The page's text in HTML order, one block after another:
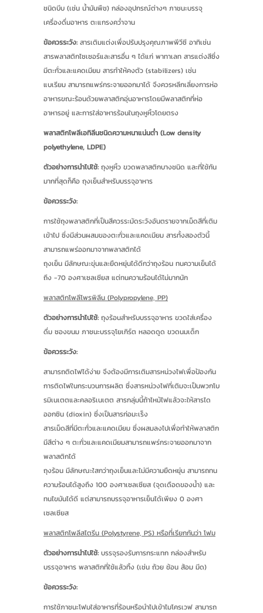
ชนิดบีบ (เช่น น้ำมันพืช) กล่องอุปกรณ์ต่างๆ ภาชนะบรรจุ
เครื่องดื่มอาหาร ตะแกรงคว่ำจาน
ข้อควรระวัง: สารเติมแต่งเพื่อปรับปรุงคุณภาพพีวีซี อาทิเช่น
สารพลาสติกไซเซอร์และสารอื่น ๆ ได้แก่ พาทาเลท สารแต่งสีซึ่ง
มีตะกั่วและแคดเมียม สารทำให้คงตัว (stabilizers) เช่น
แบเรียม สามารถแพร่กระจายออกมาได้ จึงควรหลีกเลี่ยงการห่อ
อาหารขณะร้อนด้วยพลาสติกอุ่นอาหารโดยมีพลาสติกที่ห่อ
อาหารอยู่ และการใส่อาหารร้อนในถุงหูหิ้วโดยตรง
พลาสติกโพลีเอทิลีนชนิดความหนาแน่นต่ำ (Low density
polyethylene, LDPE)
ตัวอย่างการนำไปใช้: ถุงหูหิ้ว ขวดพลาสติกบางชนิด และที่ใช้กัน
มากที่สุดก็คือ ถุงเย็นสำหรับบรรจุอาหาร
ข้อควรระวัง:
การใช้ถุงพลาสติกที่เป็นสีควรระมัดระวังอันตรายจากเม็ดสีที่เติม
เข้าไป ซึ่งมีส่วนผสมของตะกั่วและแคดเมียม สารทั้งสองตัวนี้
สามารถแพร่ออกมาจากพลาสติกได้
ถุงเย็น มีลักษณะขุ่นและยืดหยุ่นได้ดีกว่าถุงร้อน ทนความเย็นได้
ถึง -70 องศาเซลเซียส แต่ทนความร้อนได้ไม่มากนัก
พลาสติกโพลีโพรพิลีน (Polypropylene, PP)
ตัวอย่างการนำไปใช้: ถุงร้อนสำหรับบรรจุอาหาร ขวดใส่เครื่อง
ดื่ม ซองขนม ภาชนะบรรจุโยเกิร์ต หลอดดูด ขวดนมเด็ก
ข้อควรระวัง:
สามารถติดไฟได้ง่าย จึงต้องมีการเติมสารหน่วงไฟเพื่อป้องกัน
การติดไฟในกระบวนการผลิต ซึ่งสารหน่วงไฟที่เติมจะเป็นพวกโบ
รมิเนเตตและคลอริเนเตต สารกลุ่มนี้ถ้าไหม้ไฟแล้วจะให้สารได
ออกซิน (dioxin) ซึ่งเป็นสารก่อมะเร็ง
สารเม็ดสีที่มีตะกั่วและแคดเมียม ซึ่งผสมลงไปเพื่อทำให้พลาสติก
มีสีต่าง ๆ ตะกั่วและแคดเมียมสามารถแพร่กระจายออกมาจาก
พลาสติกได้
ถุงร้อน มีลักษณะใสกว่าถุงเย็นและไม่มีความยืดหยุ่น สามารถทน
ความร้อนได้สูงถึง 100 องศาเซลเซียส (จุดเดือดของน้ำ) และ
ทนไขมันได้ดี แต่สามารถบรรจุอาหารเย็นได้เพียง 0 องศา
เซลเซียส
พลาสติกโพลีสไตรีน (Polystyrene, PS) หรือที่เรียกกันว่า โฟม
ตัวอย่างการนำไปใช้: บรรจุรองรับการกระแทก กล่องสำหรับ
บรรจุอาหาร พลาสติกที่ใช้แล้วทิ้ง (เช่น ถ้วย ช้อน ส้อม มีด)
ข้อควรระวัง:
การใช้ภาชนะโฟมใส่อาหารที่ร้อนหรือนำไปเข้าไมโครเวฟ สามารถ